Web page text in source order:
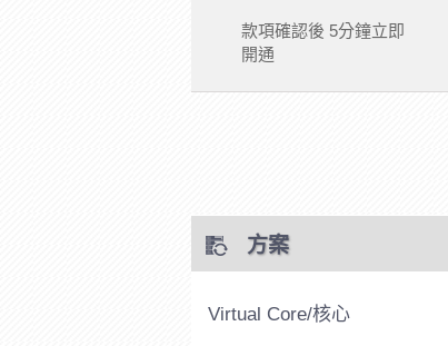
款項確認後 5分鐘立即
開通
方案
Virtual Core/核心